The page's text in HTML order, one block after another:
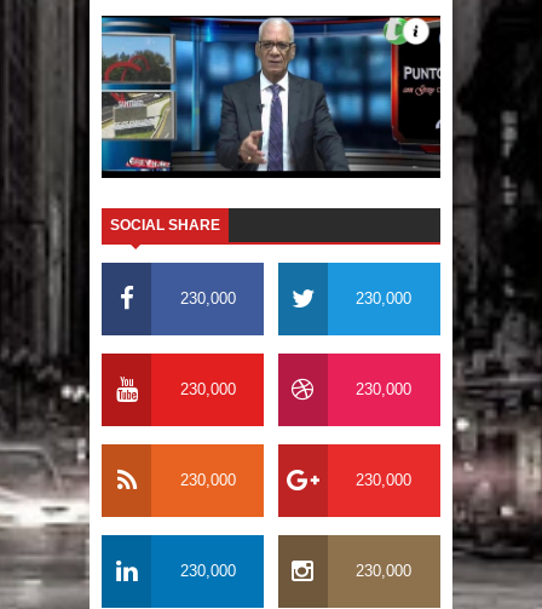
El PRM tendrá desde el próximo
domingo una dirección de hombres
SOCIAL SHARE
230,000 230,000
230,000 230,000
230,000 230,000
230,000 230,000